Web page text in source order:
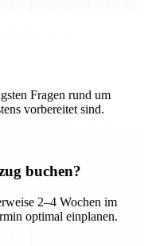
Fragen rund um
vorbereitet sind.
buchen?
2–4 Wochen im
optimal einplanen.